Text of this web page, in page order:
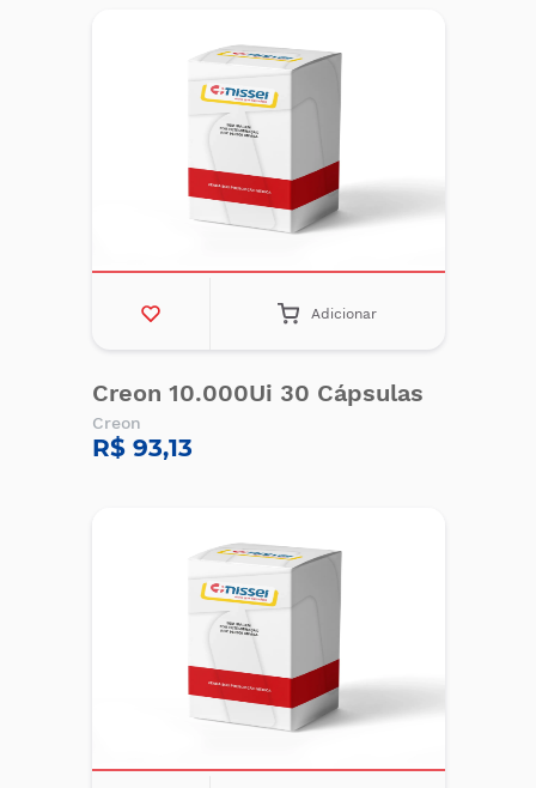
Adicionar
Creon 10.000Ui 30 Cápsulas
Creon
R$ 93,13